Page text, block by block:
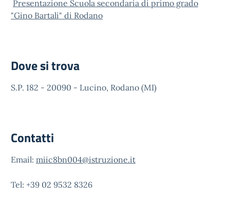
Presentazione Scuola secondaria di primo grado
"Gino Bartali" di Rodano
Dove si trova
S.P. 182 - 20090 - Lucino, Rodano (MI)
Contatti
Email: miic8bn004@istruzione.it
Tel: +39 02 9532 8326